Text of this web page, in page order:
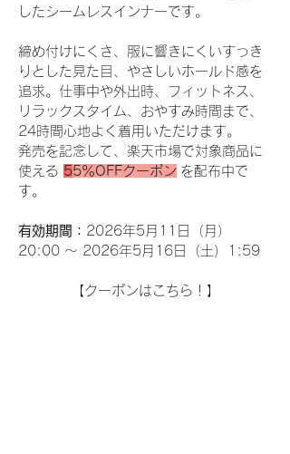
したシームレスインナーです。
締め付けにくさ、服に響きにくいすっき
りとした見た目、やさしいホールド感を
追求。仕事中や外出時、フィットネス、
リラックスタイム、おやすみ時間まで、
24時間心地よく着用いただけます。
発売を記念して、楽天市場で対象商品に
使える 55％OFFクーポン を配布中で
す。
有効期間 ： 2026年5月11日（月）
20:00 ～ 2026年5月16日（土）1:59
【クーポンはこちら！】